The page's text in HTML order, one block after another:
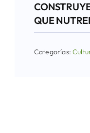
QUE
Categorías: